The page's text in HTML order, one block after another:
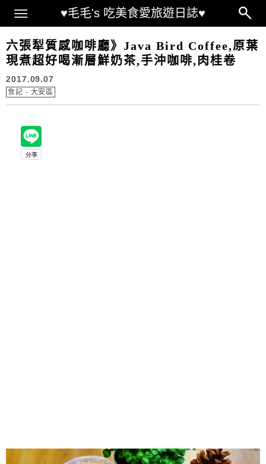
♥毛毛's 吃美食愛旅遊日誌♥
Main Menu
六張犁質感咖啡廳》Java Bird Coffee,原葉
現煮超好喝漸層鮮奶茶,手沖咖啡,肉桂卷
2017.09.07
食記 - 大安區